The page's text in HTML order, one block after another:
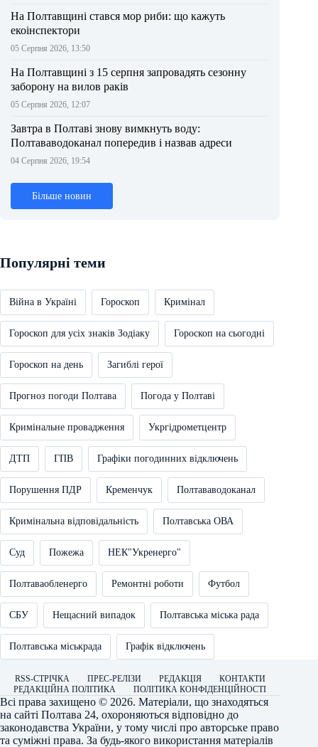
На Полтавщині стався мор риби: що кажуть
екоінспектори
05 Серпня 2026, 13:50
На Полтавщині з 15 серпня запровадять сезонну
заборону на вилов раків
05 Серпня 2026, 12:07
Завтра в Полтаві знову вимкнуть воду:
Полтававодоканал попередив і назвав адреси
04 Серпня 2026, 19:54
Більше новин
Популярні теми
Війна в Україні Гороскоп Кримінал
Гороскоп для усіх знаків Зодіаку Гороскоп на сьогодні
Гороскоп на день Загиблі герої
Прогноз погоди Полтава Погода у Полтаві
Кримінальне провадження Укргідрометцентр
ДТП ГПВ Графіки погодинних відключень
Порушення ПДР Кременчук Полтававодоканал
Кримінальна відповідальність Полтавська ОВА
Суд Пожежа НЕК"Укренерго"
Полтаваобленерго Ремонтні роботи Футбол
СБУ Нещасний випадок Полтавська міська рада
Полтавська міськрада Графік відключень
RSS-СТРІЧКА ПРЕС-РЕЛІЗИ РЕДАКЦІЯ
КОНТАКТИ
РЕДАКЦІЙНА ПОЛІТИКА
ПОЛІТИКА КОНФІДЕНЦІЙНОСТІ
Всі права захищено © 2026. Матеріали, що знаходяться
на сайті Полтава 24, охороняються відповідно до
законодавства України, у тому числі про авторське право
та суміжні права. За будь-якого використання матеріалів